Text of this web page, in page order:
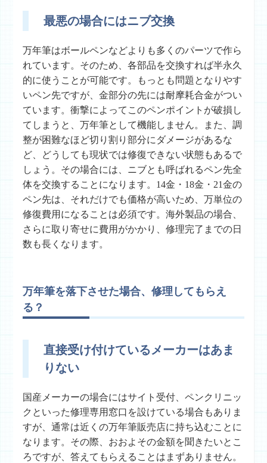
最悪の場合にはニブ交換
万年筆はボールペンなどよりも多くのパーツで作ら
れています。そのため、各部品を交換すれば半永久
的に使うことが可能です。もっとも問題となりやす
いペン先ですが、金部分の先には耐摩耗合金がつい
ています。衝撃によってこのペンポイントが破損し
てしまうと、万年筆として機能しません。また、調
整が困難なほど切り割り部分にダメージがあるな
ど、どうしても現状では修復できない状態もあるで
しょう。その場合には、ニブとも呼ばれるペン先全
体を交換することになります。14金・18金・21金の
ペン先は、それだけでも価格が高いため、万単位の
修復費用になることは必須です。海外製品の場合、
さらに取り寄せに費用がかかり、修理完了までの日
数も長くなります。
万年筆を落下させた場合、修理してもらえ
る？
直接受け付けているメーカーはあま
りない
国産メーカーの場合にはサイト受付、ペンクリニッ
クといった修理専用窓口を設けている場合もありま
すが、通常は近くの万年筆販売店に持ち込むことに
なります。その際、おおよその金額を聞きたいとこ
ろですが、答えてもらえることはまずありません。